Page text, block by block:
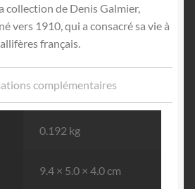
collection de Denis Galmier,
vers 1910, qui a consacré sa vie à
français.
complémentaires
0.192 kg
9.4 × 5.0 × 4.0 cm